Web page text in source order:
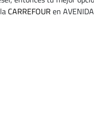
CARREFOUR en